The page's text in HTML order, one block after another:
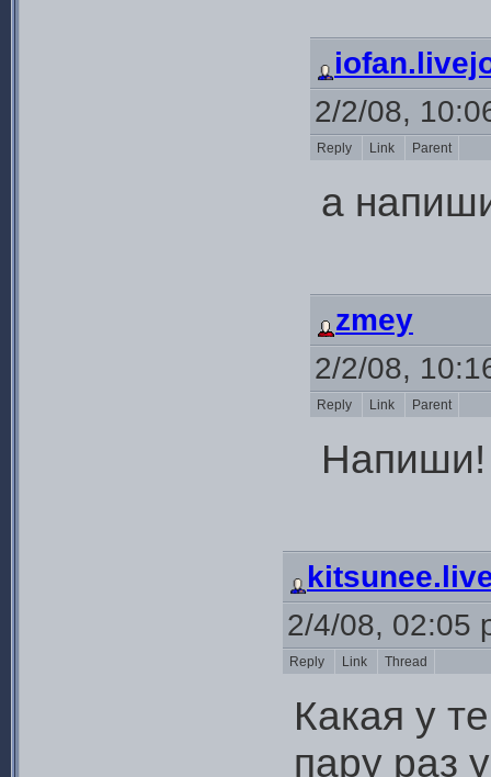
2/2/08,
Reply Link Parent
а
zmey
2/2/08,
Reply Link Parent
Напиши!
2/4/08, 02:05
Reply Link Thread
Какая у
пару раз